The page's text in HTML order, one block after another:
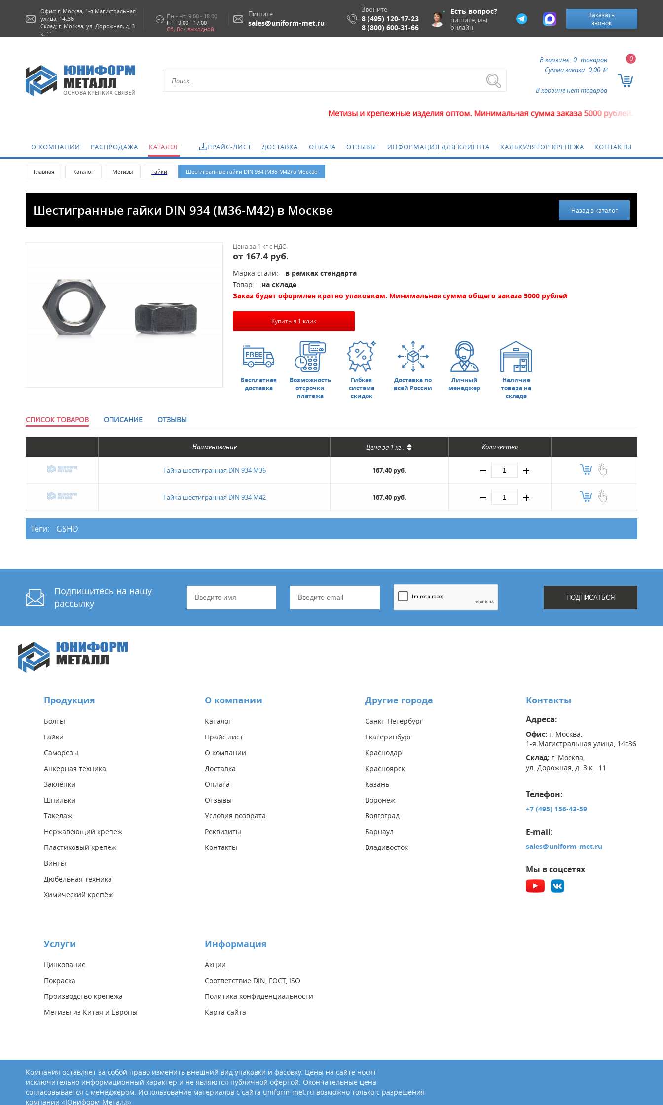
Есть вопрос?
пишите, мы
онлайн
Офис: г. Москва, 1-я Магистральная
улица, 14с36
Склад: г. Москва, ул. Дорожная, д. 3
к. 11
Пн - Чт: 9.00 - 18.00
Пт - 9.00 - 17.00
Сб, Вс - выходной
Пишите
sales@uniform-met.ru
Звоните
8 (495) 120-17-23
8 (800) 600-31-66
Заказать
звонок
ОСНОВА КРЕПКИХ СВЯЗЕЙ
0
В корзине 0 товаров
Сумма заказа 0,00 a
В корзине нет товаров
Метизы и крепежные изделия оптом. Минимальная сумма заказа 5000 рублей.
О КОМПАНИИ РАСПРОДАЖА КАТАЛОГ ПРАЙС-ЛИСТ ДОСТАВКА ОПЛАТА ОТЗЫВЫ ИНФОРМАЦИЯ ДЛЯ КЛИЕНТА КАЛЬКУЛЯТОР КРЕПЕЖА КОНТАКТЫ
Главная Каталог Метизы Гайки Шестигранные гайки DIN 934 (М36-М42) в Москве
Шестигранные гайки DIN 934 (М36-М42) в Москве Назад в каталог
Цена за 1 кг с НДС:
от 167.4 руб.
Марка стали:
в рамках стандарта
Товар:
на складе
Заказ будет оформлен кратно упаковкам. Минимальная сумма общего заказа 5000 рублей
Купить в 1 клик
Бесплатная
доставка
Возможность
отсрочки
платежа
Гибкая
система
скидок
Доставка по
всей России
Личный
менеджер
Наличие
товара на
складе
СПИСОК ТОВАРОВ ОПИСАНИЕ ОТЗЫВЫ
Наименование Цена за 1 кг. Количество
Гайка шестигранная DIN 934 М36 167.40 руб.
Гайка шестигранная DIN 934 М42 167.40 руб.
Теги: GSHD
Подпишитесь на нашу
рассылку
Продукция
Болты
Гайки
Саморезы
Анкерная техника
Заклепки
Шпильки
Такелаж
Нержавеющий крепеж
Пластиковый крепеж
Винты
Дюбельная техника
Химический крепёж
Услуги
Цинкование
Покраска
Производство крепежа
Метизы из Китая и Европы
О компании
Каталог
Прайс лист
О компании
Доставка
Оплата
Отзывы
Условия возврата
Реквизиты
Контакты
Информация
Акции
Соответствие DIN, ГОСТ, ISO
Политика конфиденциальности
Карта сайта
Другие города
Санкт-Петербург
Екатеринбург
Краснодар
Красноярск
Казань
Воронеж
Волгоград
Барнаул
Владивосток
Контакты
Адреса:
Офис: г. Москва,
1-я Магистральная улица, 14с36
Склад: г. Москва,
ул. Дорожная, д. 3 к. 11
Телефон:
+7 (495) 156-43-59
E-mail:
sales@uniform-met.ru
Мы в соцсетях
Компания оставляет за собой право изменить внешний вид упаковки и фасовку. Цены на сайте носят
исключительно информационный характер и не являются публичной офертой. Окончательные цена
согласовывается с менеджером. Использование материалов с сайта uniform-met.ru возможно только с разрешения
компании «Юниформ-Металл»